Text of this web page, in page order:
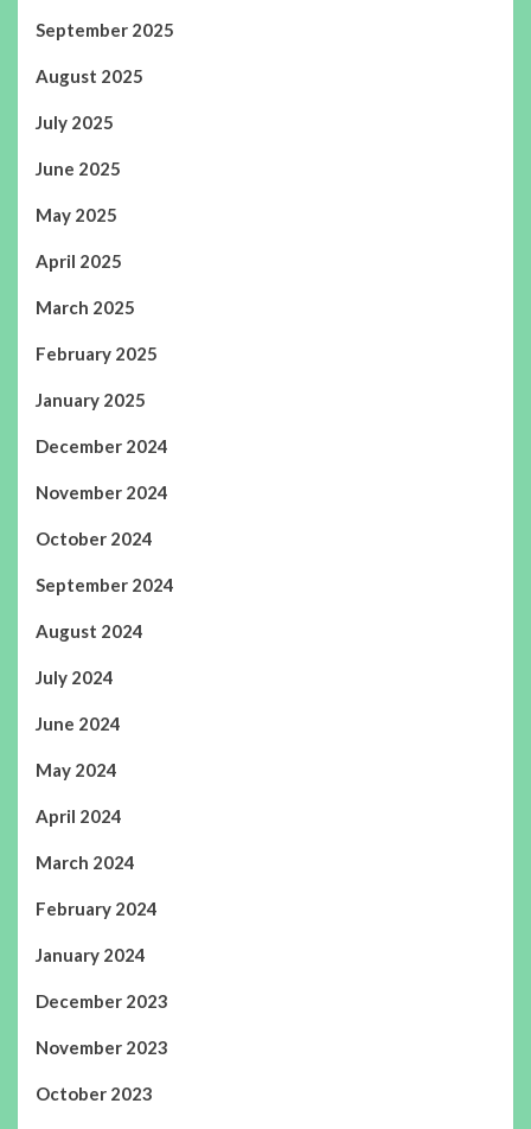
September 2025
August 2025
July 2025
June 2025
May 2025
April 2025
March 2025
February 2025
January 2025
December 2024
November 2024
October 2024
September 2024
August 2024
July 2024
June 2024
May 2024
April 2024
March 2024
February 2024
January 2024
December 2023
November 2023
October 2023